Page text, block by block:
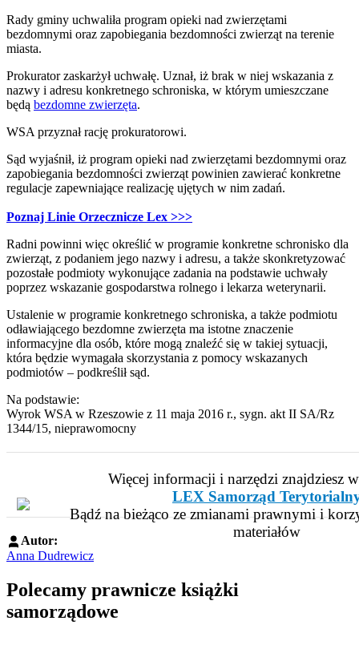
Rady gminy uchwaliła program opieki nad zwierzętami
bezdomnymi oraz zapobiegania bezdomności zwierząt na terenie
miasta.
Prokurator zaskarżył uchwałę. Uznał, iż brak w niej wskazania z
nazwy i adresu konkretnego schroniska, w którym umieszczane
będą bezdomne zwierzęta.
WSA przyznał rację prokuratorowi.
Sąd wyjaśnił, iż program opieki nad zwierzętami bezdomnymi oraz
zapobiegania bezdomności zwierząt powinien zawierać konkretne
regulacje zapewniające realizację ujętych w nim zadań.
Poznaj Linie Orzecznicze Lex >>>
Radni powinni więc określić w programie konkretne schronisko dla
zwierząt, z podaniem jego nazwy i adresu, a także skonkretyzować
pozostałe podmioty wykonujące zadania na podstawie uchwały
poprzez wskazanie gospodarstwa rolnego i lekarza weterynarii.
Ustalenie w programie konkretnego schroniska, a także podmiotu
odławiającego bezdomne zwierzęta ma istotne znaczenie
informacyjne dla osób, które mogą znaleźć się w takiej sytuacji,
która będzie wymagała skorzystania z pomocy wskazanych
podmiotów – podkreślił sąd.
Na podstawie:
Wyrok WSA w Rzeszowie z 11 maja 2016 r., sygn. akt II SA/Rz
1344/15, nieprawomocny
Więcej informacji i narzędzi znajdziesz
LEX Samorząd
Bądź na bieżąco ze zmianami prawnymi i
materiałów
Autor:
Anna Dudrewicz
Polecamy prawnicze książki
samorządowe